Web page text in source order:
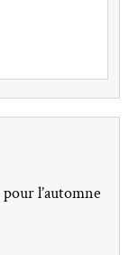
l’automne